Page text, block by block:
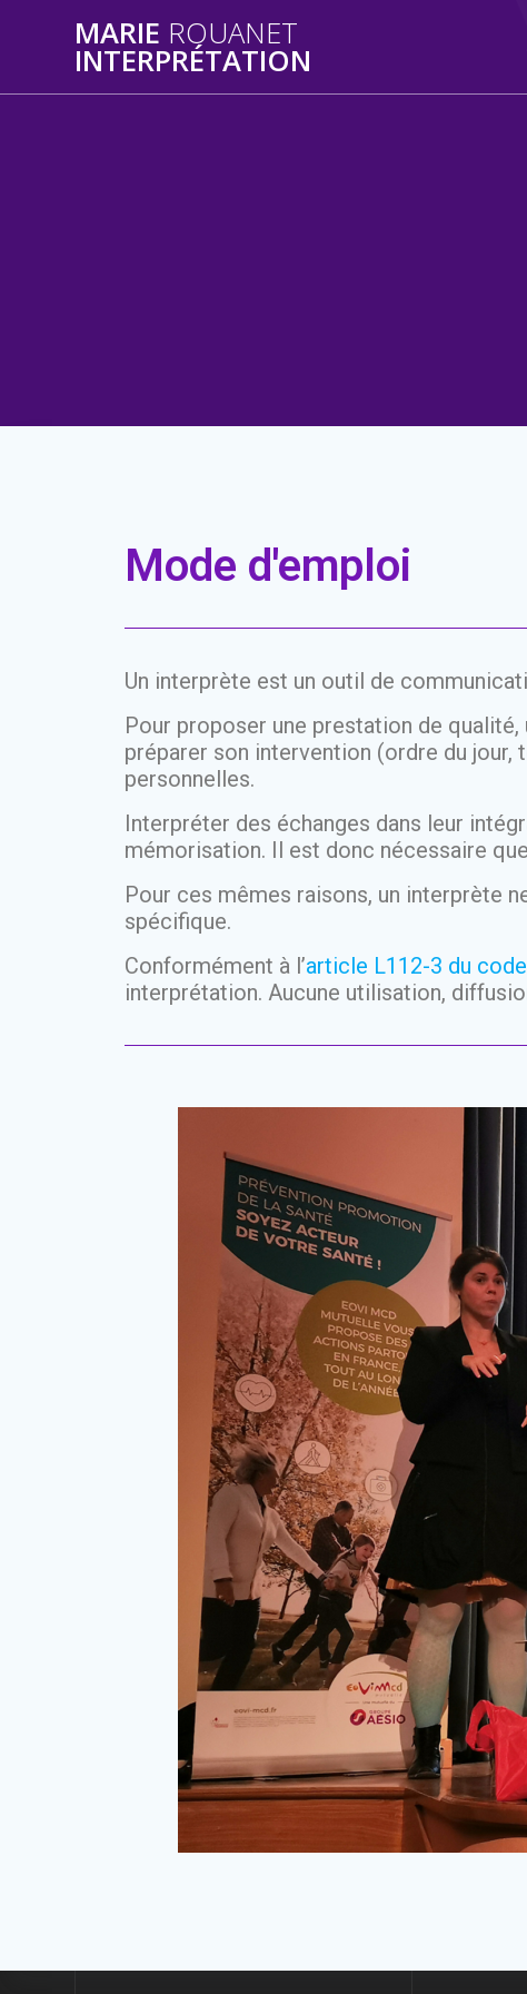
MARIE ROUANET
INTERPRÉTATION
Mode d'emploi
Un interprète est un outil de
Pour proposer une prestation de
préparer son intervention (ordre du jour,
personnelles.
Interpréter des échanges dans leur
mémorisation. Il est donc nécessaire
Pour ces mêmes raisons, un interprète
spécifique.
Conformément à l’article L112-3 du
interprétation. Aucune utilisation,